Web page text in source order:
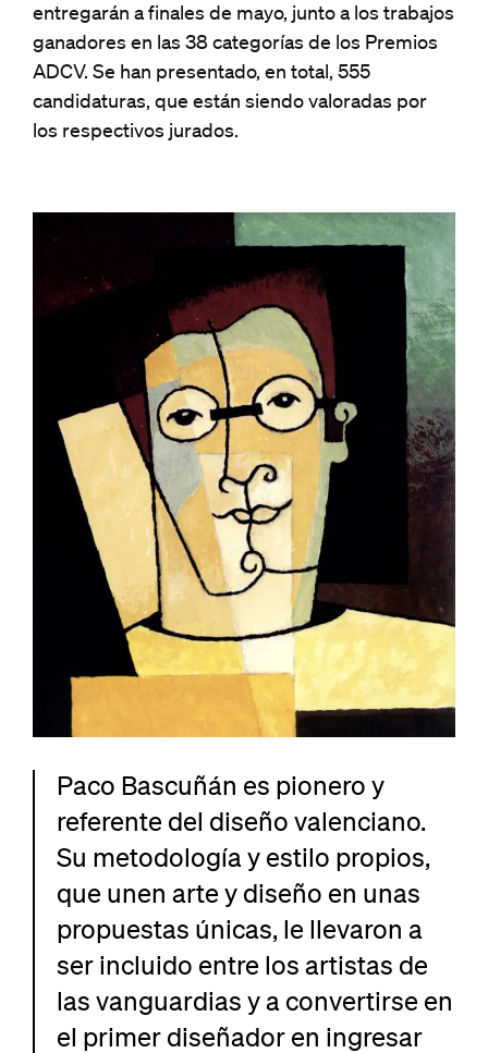
entregarán a finales de mayo, junto a los trabajos
ganadores en las 38 categorías de los Premios
ADCV. Se han presentado, en total, 555
candidaturas, que están siendo valoradas por
los respectivos jurados.
Paco Bascuñán es pionero y
referente del diseño valenciano.
Su metodología y estilo propios,
que unen arte y diseño en unas
propuestas únicas, le llevaron a
ser incluido entre los artistas de
las vanguardias y a convertirse en
el primer diseñador en ingresar